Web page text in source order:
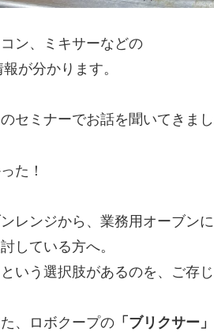
ン、ミキサーなどの
が分かります。
セミナーでお話を聞いてきまし
た！
レンジから、業務用オーブンに
している方へ。
という選択肢があるのを、ご存
、ロボクープの 「ブリクサー」